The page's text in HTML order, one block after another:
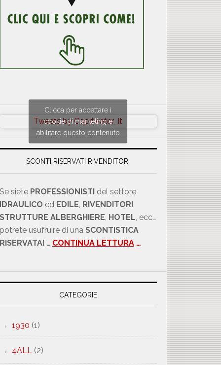
Tweets by Copriwater_it
Clicca per accettare i
cookie di marketing e
abilitare questo contenuto
SCONTI RISERVATI RIVENDITORI
siete PROFESSIONISTIdel settore
ed EDILE, RIVENDITORI,
ALBERGHIERE, HOTEL, ecc…
usufruire di una SCONTISTICA
… CONTINUA LETTURA…
CATEGORIE
1930 (1)
4ALL(2)
×